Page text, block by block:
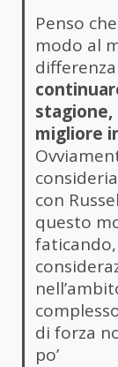
Penso
modo al
stagione,
migliore
con
questo
di forza
po’